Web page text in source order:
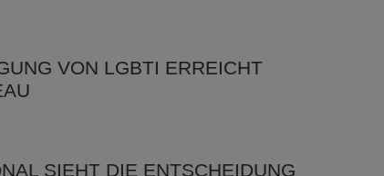
VON LGBTI ERREICHT
SIEHT DIE ENTSCHEIDUNG